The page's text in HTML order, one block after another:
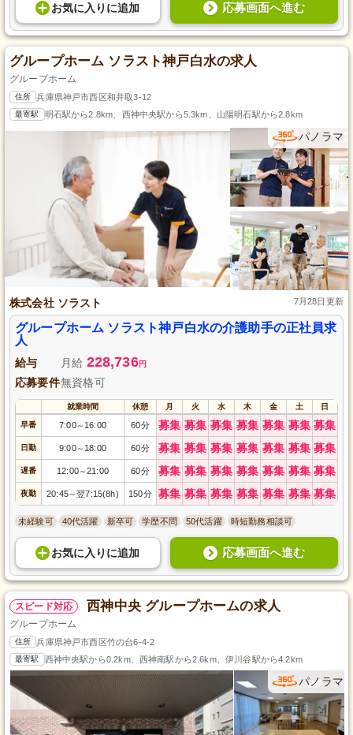
お気に入り に追加 応募画面へ進む
グループホーム ソラスト神戸白水の求人
グループホーム
住所 兵庫県神戸市西区和井取3-12
最寄駅 明石駅から2.8km、西神中央駅から5.3km、山陽明石駅から2.8km
パノラマ
株式会社 ソラスト 7月28日更新
グループホーム ソラスト神戸白水の介護助手の正社員求
人
給与 月給 228,736円
応募要件無資格可
就業時間 休憩 月 火 水 木 金 土 日
早番 7:00～ 16:00 60分 募集 募集 募集 募集 募集 募集 募集
日勤 9:00～ 18:00 60分 募集 募集 募集 募集 募集 募集 募集
遅番 12:00～21:00 60分 募集 募集 募集 募集 募集 募集 募集
夜勤 20:45～翌7:15(8h) 150分 募集 募集 募集 募集 募集 募集 募集
未経験可 40代活躍 新卒可 学歴不問 50代活躍 時短勤務相談可
お気に入り に追加 応募画面へ進む
スピード対応 西神中央 グループホームの求人
グループホーム
住所 兵庫県神戸市西区竹の台6-4-2
最寄駅 西神中央駅から0.2km、西神南駅から2.6km、伊川谷駅から4.2km
パノラマ